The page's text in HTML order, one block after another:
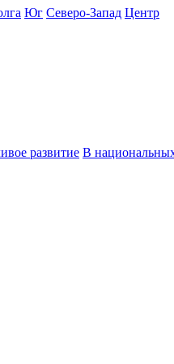
Юг Северо-Запад Центр
развитие В